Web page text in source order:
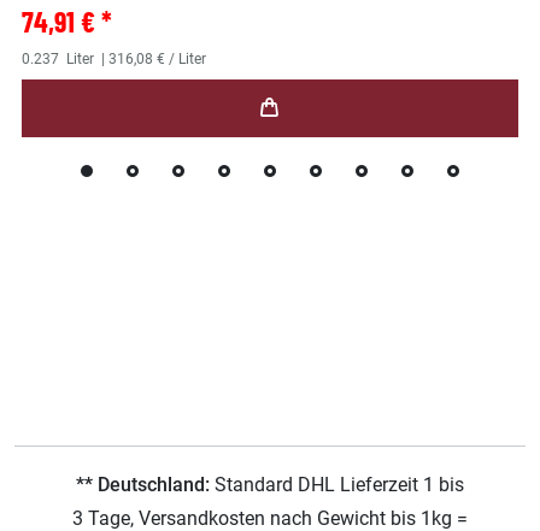
74,91 € *
0.237 Liter | 316,08 € / Liter
** Deutschland: Standard DHL Lieferzeit 1 bis
3 Tage, Versandkosten nach Gewicht bis 1kg =